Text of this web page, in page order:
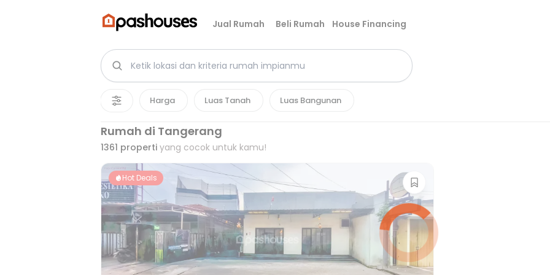
Jual Rumah Beli Rumah House Financing
Harga Luas Tanah Luas Bangunan
Rumah di Tangerang
1361 properti yang cocok untuk kamu!
Hot Deals